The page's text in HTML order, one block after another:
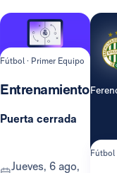
Fútbol · Primer Equipo
Entrenamiento
Puerta cerrada
jueves, 6 ago,
Fútbol